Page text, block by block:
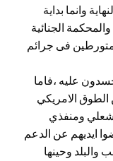
وانما بداية
الجنائية
فى جرائم
عليه ،فاما
الطوق الامريكي
ومنفذي
ايديهم عن الدعم
والبلد وحينها